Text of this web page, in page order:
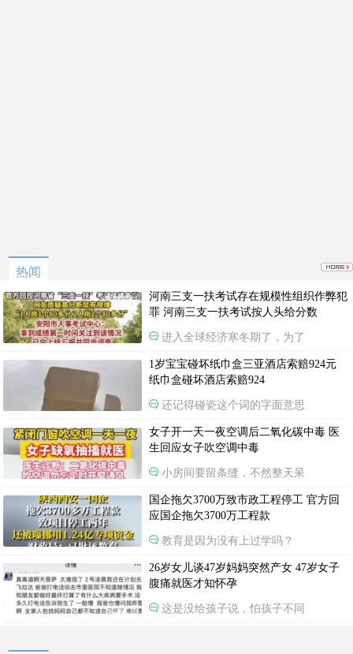
热闻
河南三支一扶考试存在规模性组织作弊犯
罪 河南三支一扶考试按人头给分数
进入全球经济寒冬期了，为了
1岁宝宝碰坏纸巾盒三亚酒店索赔924元
纸巾盒碰坏酒店索赔924
还记得碰瓷这个词的字面意思
女子开一天一夜空调后二氧化碳中毒 医
生回应女子吹空调中毒
小房间要留条缝，不然整天呆
国企拖欠3700万致市政工程停工 官方回
应国企拖欠3700万工程款
教育是因为没有上过学吗？
26岁女儿谈47岁妈妈突然产女 47岁女子
腹痛就医才知怀孕
这是没给孩子说，怕孩子不同